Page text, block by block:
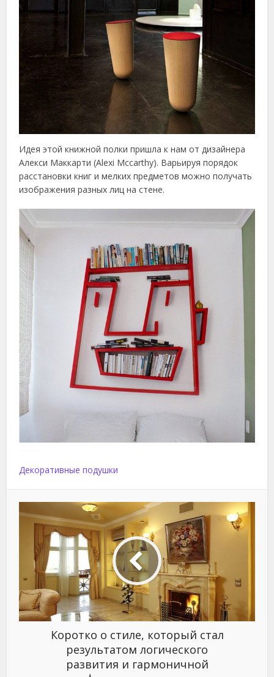
Идея этой книжной полки пришла к нам от дизайнера
Алекси Маккарти (Alexi Mccarthy). Варьируя порядок
расстановки книг и мелких предметов можно получать
изображения разных лиц на стене.
Декоративные подушки
Коротко о стиле, который стал
результатом логического
развития и гармоничной